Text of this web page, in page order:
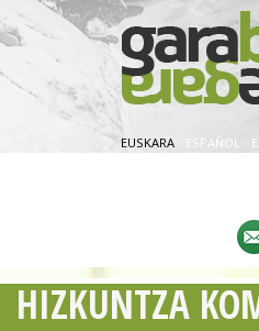
EUSKARA ESPAÑOL ·
HIZKUNTZA